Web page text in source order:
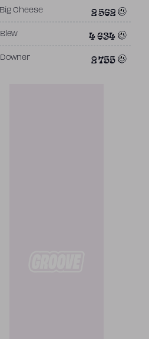
Big Cheese 2 562
Blew 4 634
Downer 2 755